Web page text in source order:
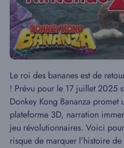
Le roi des bananes est de
! Prévu pour le 17 juillet 2025
Donkey Kong Bananza
plateforme 3D, narration
jeu révolutionnaires. Voici
risque de marquer l’histoire